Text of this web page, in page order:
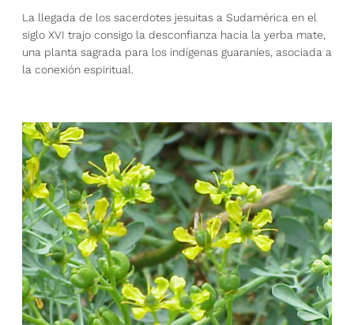
La llegada de los sacerdotes jesuitas a Sudamérica en el
siglo XVI trajo consigo la desconfianza hacia la yerba mate,
una planta sagrada para los indígenas guaraníes, asociada a
la conexión espiritual.